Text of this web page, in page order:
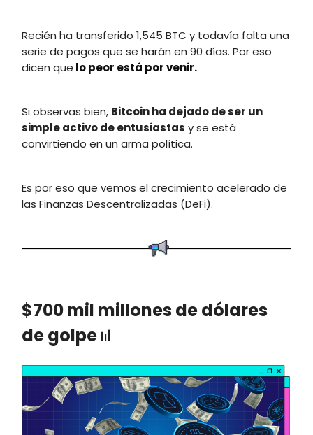
Recién ha transferido 1,545 BTC y todavía falta una
serie de pagos que se harán en 90 días. Por eso
dicen que lo peor está por venir.
Si observas bien, Bitcoin ha dejado de ser un
simple activo de entusiastas y se está
convirtiendo en un arma política.
Es por eso que vemos el crecimiento acelerado de
las Finanzas Descentralizadas (DeFi).
.
$700 mil millones de dólares
de golpe📊